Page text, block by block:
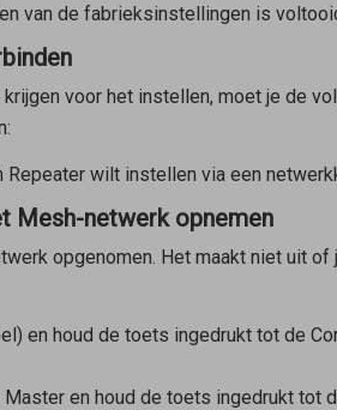
van de fabrieksinstellingen is
voor het instellen, moet je de
Repeaterwilt instellen via een
Mesh-netwerk opnemen
opgenomen. Het maakt niet uit
en houd de toets ingedrukt tot de
Masteren houd de toets ingedrukt tot